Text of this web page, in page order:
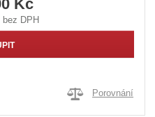
Kč
DPH
Porovnání